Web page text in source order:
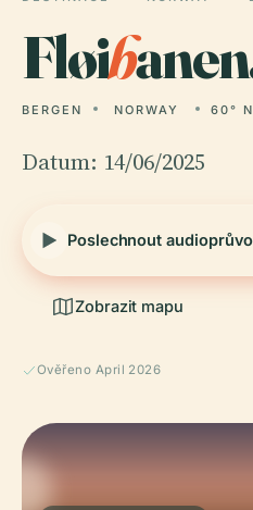
Fløib
BERGEN NORWAY 60°
Datum: 14/06/2025
Poslechnout
Zobrazit mapu
Ověřeno April 2026